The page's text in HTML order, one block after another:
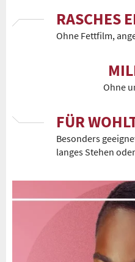
RASCHES
Ohne Fettfilm,
Ohne
FÜR
Besonders
langes Stehen